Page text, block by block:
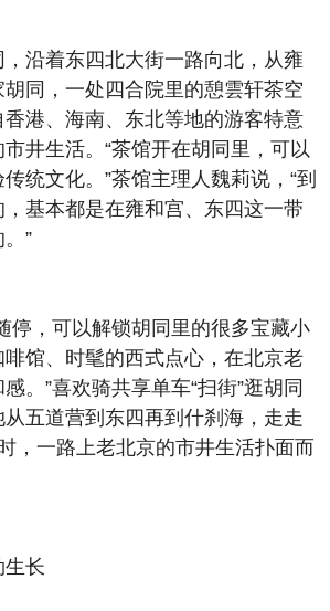
沿着东四北大街一路向北，从雍
同，一处四合院里的憩雲轩茶空
港、海南、东北等地的游客特意
井生活。“茶馆开在胡同里，可以
统文化。”茶馆主理人魏莉说，“到
基本都是在雍和宫、东四这一带
”
停，可以解锁胡同里的很多宝藏小
馆、时髦的西式点心，在北京老
。”喜欢骑共享单车“扫街”逛胡同
五道营到东四再到什刹海，走走
，一路上老北京的市井生活扑面而
生长